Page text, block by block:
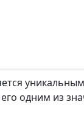
одним из